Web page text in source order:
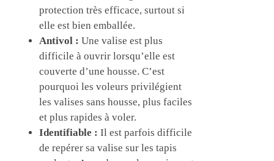
protection très efficace, surtout si
elle est bien emballée.
Antivol : Une valise est plus
difficile à ouvrir lorsqu’elle est
couverte d’une housse. C’est
pourquoi les voleurs privilégient
les valises sans housse, plus faciles
et plus rapides à voler.
Identifiable : Il est parfois difficile
de repérer sa valise sur les tapis